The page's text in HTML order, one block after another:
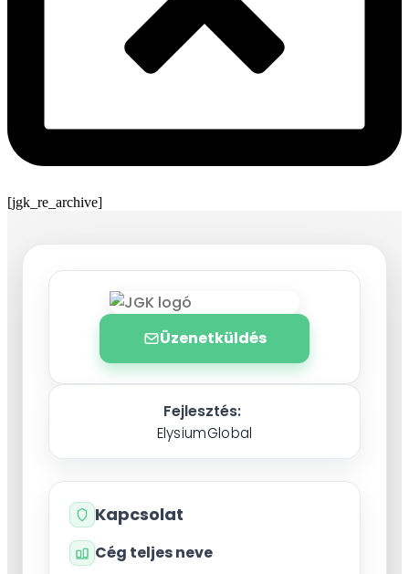
[jgk_re_archive]
Üzenetküldés
Fejlesztés:
ElysiumGlobal
Kapcsolat
Cég teljes neve